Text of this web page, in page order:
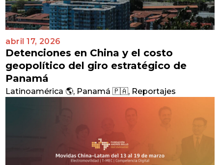
abril 17, 2026
Detenciones en China y el costo
geopolítico del giro estratégico de
Panamá
Latinoamérica 🌎, Panamá 🇵🇦, Reportajes